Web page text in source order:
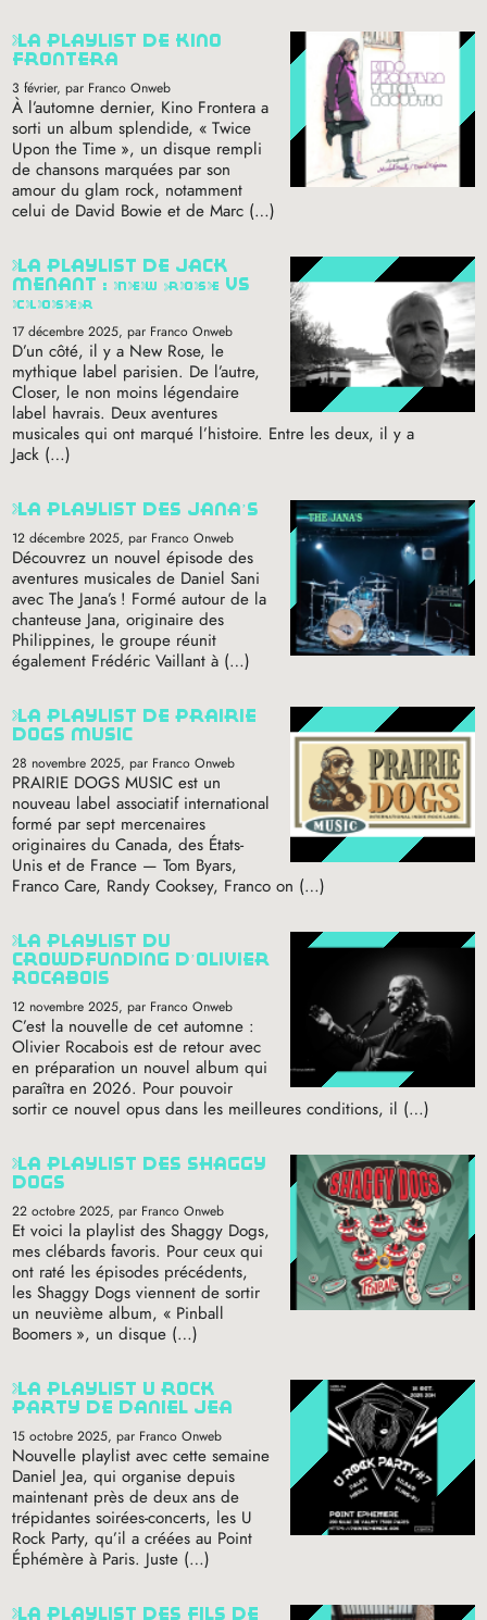
la playlist de kino
frontera
3 février, par Franco Onweb
À l’automne dernier, Kino Frontera a
sorti un album splendide, « Twice
Upon the Time », un disque rempli
de chansons marquées par son
amour du glam rock, notamment
celui de David Bowie et de Marc (…)
la playlist de jack
menant : new rose vs
closer
17 décembre 2025, par Franco Onweb
D’un côté, il y a New Rose, le
mythique label parisien. De l’autre,
Closer, le non moins légendaire
label havrais. Deux aventures
musicales qui ont marqué l’histoire. Entre les deux, il y a
Jack (…)
la playlist des jana’s
12 décembre 2025, par Franco Onweb
Découvrez un nouvel épisode des
aventures musicales de Daniel Sani
avec The Jana’s ! Formé autour de la
chanteuse Jana, originaire des
Philippines, le groupe réunit
également Frédéric Vaillant à (…)
la playlist de prairie
dogs music
28 novembre 2025, par Franco Onweb
PRAIRIE DOGS MUSIC est un
nouveau label associatif international
formé par sept mercenaires
originaires du Canada, des États-
Unis et de France — Tom Byars,
Franco Care, Randy Cooksey, Franco on (…)
la playlist du
crowdfunding d’olivier
rocabois
12 novembre 2025, par Franco Onweb
C’est la nouvelle de cet automne :
Olivier Rocabois est de retour avec
en préparation un nouvel album qui
paraîtra en 2026. Pour pouvoir
sortir ce nouvel opus dans les meilleures conditions, il (…)
la playlist des shaggy
dogs
22 octobre 2025, par Franco Onweb
Et voici la playlist des Shaggy Dogs,
mes clébards favoris. Pour ceux qui
ont raté les épisodes précédents,
les Shaggy Dogs viennent de sortir
un neuvième album, « Pinball
Boomers », un disque (…)
la playlist u rock
party de daniel jea
15 octobre 2025, par Franco Onweb
Nouvelle playlist avec cette semaine
Daniel Jea, qui organise depuis
maintenant près de deux ans de
trépidantes soirées-concerts, les U
Rock Party, qu’il a créées au Point
Éphémère à Paris. Juste (…)
la playlist des fils de